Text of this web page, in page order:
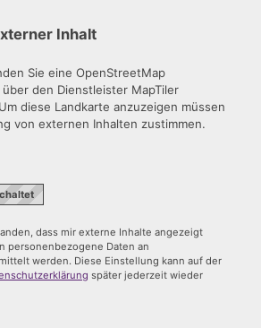
Inhalt
Sie eine OpenStreetMap
den Dienstleister MapTiler
diese Landkarte anzuzeigen müssen
von externen Inhalten zustimmen.
dass mir externe Inhalte angezeigt
personenbezogene Daten an
werden. Diese Einstellung kann auf der
später jederzeit wieder